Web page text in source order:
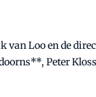
Loo en de
Peter